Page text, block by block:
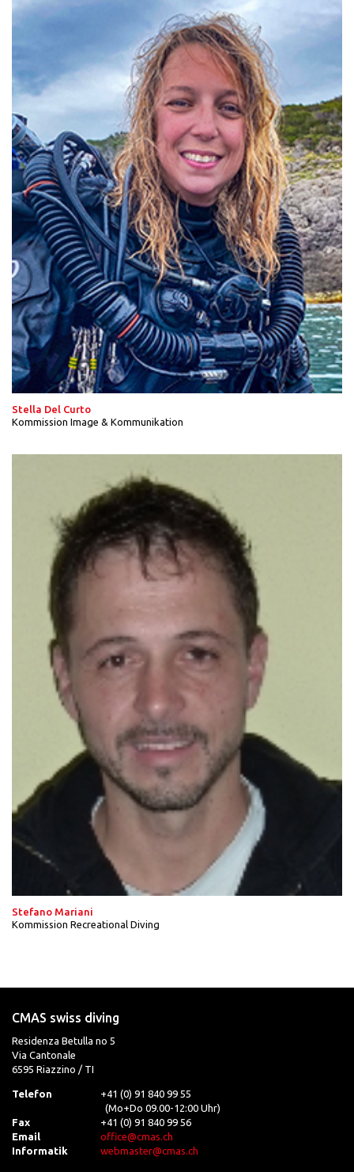
Stella Del Curto
Kommission Image & Kommunikation
Stefano Mariani
Kommission Recreational Diving
CMAS swiss diving
Residenza Betulla no 5
Via Cantonale
6595 Riazzino / TI
Telefon
+41 (0) 91 840 99 55
(Mo+Do 09.00-12:00 Uhr)
Fax
+41 (0) 91 840 99 56
Email
office@cmas.ch
Informatik
webmaster@cmas.ch